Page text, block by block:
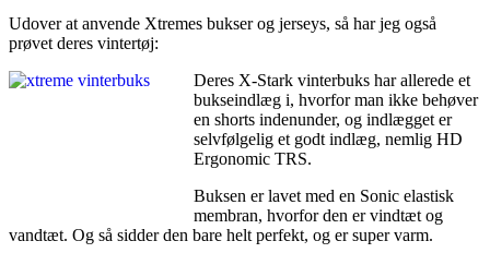
Udover at anvende Xtremes bukser og jerseys, så har jeg også
prøvet deres vintertøj:
Deres X-Stark vinterbuks har allerede et
bukseindlæg i, hvorfor man ikke behøver
en shorts indenunder, og indlægget er
selvfølgelig et godt indlæg, nemlig HD
Ergonomic TRS.
Buksen er lavet med en Sonic elastisk
membran, hvorfor den er vindtæt og
vandtæt. Og så sidder den bare helt perfekt, og er super varm.